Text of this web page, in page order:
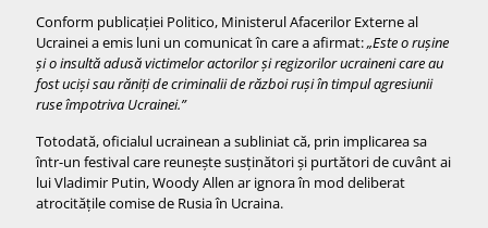
Conform publicației Politico, Ministerul Afacerilor Externe al
Ucrainei a emis luni un comunicat în care a afirmat:„Este o ruşine
şi o insultă adusă victimelor actorilor şi regizorilor ucraineni care au
fost ucişi sau răniţi de criminalii de război ruşi în timpul agresiunii
ruse împotriva Ucrainei.”
Totodată, oficialul ucrainean a subliniat că, prin implicarea sa
într-un festival care reunește susținători și purtători de cuvânt ai
lui Vladimir Putin, Woody Allen ar ignora în mod deliberat
atrocitățile comise de Rusia în Ucraina.